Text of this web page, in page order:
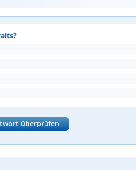
überprüfen